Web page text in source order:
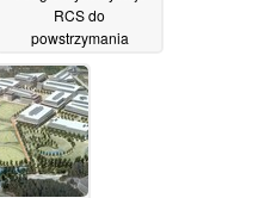
RCS do
powstrzymania